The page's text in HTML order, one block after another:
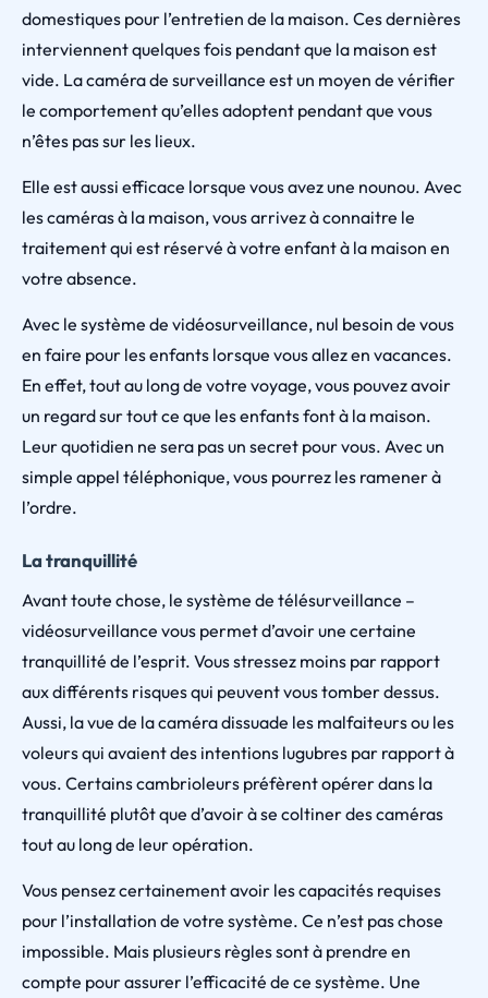
domestiques pour l’entretien de la maison. Ces dernières
interviennent quelques fois pendant que la maison est
vide. La caméra de surveillance est un moyen de vérifier
le comportement qu’elles adoptent pendant que vous
n’êtes pas sur les lieux.
Elle est aussi efficace lorsque vous avez une nounou. Avec
les caméras à la maison, vous arrivez à connaitre le
traitement qui est réservé à votre enfant à la maison en
votre absence.
Avec le système de vidéosurveillance, nul besoin de vous
en faire pour les enfants lorsque vous allez en vacances.
En effet, tout au long de votre voyage, vous pouvez avoir
un regard sur tout ce que les enfants font à la maison.
Leur quotidien ne sera pas un secret pour vous. Avec un
simple appel téléphonique, vous pourrez les ramener à
l’ordre.
La tranquillité
Avant toute chose, le système de télésurveillance –
vidéosurveillance vous permet d’avoir une certaine
tranquillité de l’esprit. Vous stressez moins par rapport
aux différents risques qui peuvent vous tomber dessus.
Aussi, la vue de la caméra dissuade les malfaiteurs ou les
voleurs qui avaient des intentions lugubres par rapport à
vous. Certains cambrioleurs préfèrent opérer dans la
tranquillité plutôt que d’avoir à se coltiner des caméras
tout au long de leur opération.
Vous pensez certainement avoir les capacités requises
pour l’installation de votre système. Ce n’est pas chose
impossible. Mais plusieurs règles sont à prendre en
compte pour assurer l’efficacité de ce système. Une